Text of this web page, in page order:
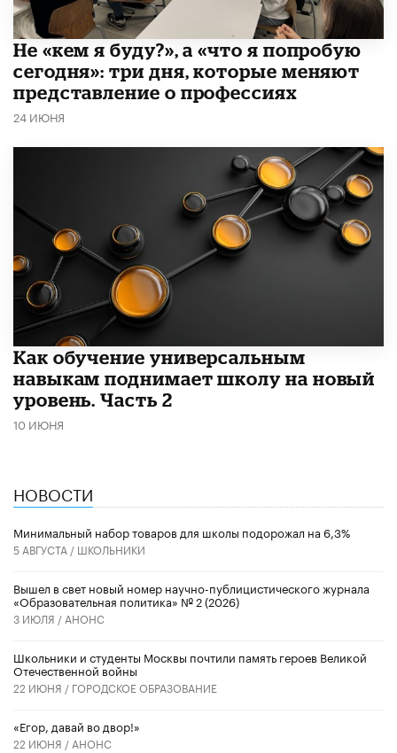
Не «кем я буду?», а «что я попробую
сегодня»: три дня, которые меняют
представление о профессиях
24 ИЮНЯ
​Как обучение универсальным
навыкам поднимает школу на новый
уровень. Часть 2
10 ИЮНЯ
НОВОСТИ
Минимальный набор товаров для школы подорожал на 6,3%
5 АВГУСТА / ШКОЛЬНИКИ
Вышел в свет новый номер научно-публицистического журнала
«Образовательная политика» № 2 (2026)
3 ИЮЛЯ / АНОНС
Школьники и студенты Москвы почтили память героев Великой
Отечественной войны
22 ИЮНЯ / ГОРОДСКОЕ ОБРАЗОВАНИЕ
«Егор, давай во двор!»
22 ИЮНЯ / АНОНС